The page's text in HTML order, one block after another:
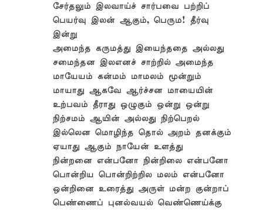
சேர்தலும் இலவாய்ச் சார்பவை பற்றிப்
பெயர்வு இலன் ஆகும், பெரும! தீர்வு
இன்று
அமைந்த கருமத்து இயைந்ததை அல்லது
சமைந்தன இலஎனச் சாற்றில் அமைந்த
மாயேயம் கன்மம் மாமலம் மூன்றும்
மாயாது ஆகவே ஆர்ச்சன மாயையின்
உற்பவம் தீராது ஒழுகும் ஒன்று ஒன்று
நிற்சமம் ஆயின் அல்லது நிற்பெறல்
இல்லென மொழிந்த தொல் அறம் தனக்கும்
ஏயாது ஆகும் நாயேன் உளத்து
நின்றனை என்பனோ நின்றிலை என்பனோ
பொன்றிய பொன்றிற்றில மலம் என்பனோ
ஒன்றினை உரைத்து அருள் மன்ற குன்றாப்
பெண்ணைப் புனல்வயல் வெண்ணெய்க்கு